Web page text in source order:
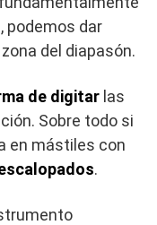
podemos dar
del diapasón.
de digitar las
. Sobre todo si
en mástiles con
.